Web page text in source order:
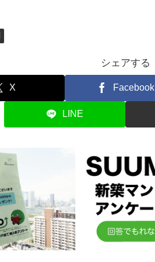
シェアする
X Facebook
LINE